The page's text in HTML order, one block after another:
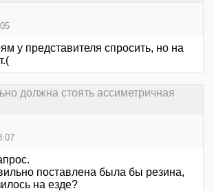
у представителя спросить, но на
должна стоять ассиметричная
поставлена была бы резина,
на езде?